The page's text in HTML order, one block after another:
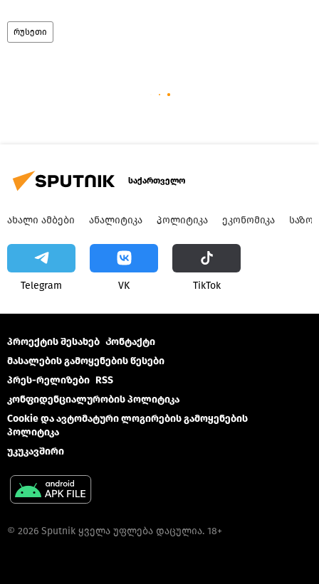
რუსეთი
საქართველო
ᲐᲮᲐᲚᲘ ᲐᲛᲑᲔᲑᲘ ᲐᲜᲐᲚᲘᲢᲘᲙᲐ ᲞᲝᲚᲘᲢᲘᲙᲐ ᲔᲙᲝᲜᲝᲛᲘᲙᲐ
Telegram VK ТikТоk
პროექტის შესახებ Კონტაქტი
მასალების გამოყენების წესები
პრეს-რელიზები RSS
კონფიდენციალურობის პოლიტიკა
Cookie და ავტომატური ლოგირების გამოყენების
პოლიტიკა
უკუკავშირი
© 2026 Sputnik ყველა უფლება დაცულია. 18+